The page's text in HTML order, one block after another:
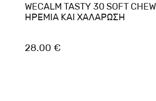
WECALM TASTY 30 SOFT
ΗΡΕΜΙΑ ΚΑΙ ΧΑΛΑΡΩΣΗ
28.00 €